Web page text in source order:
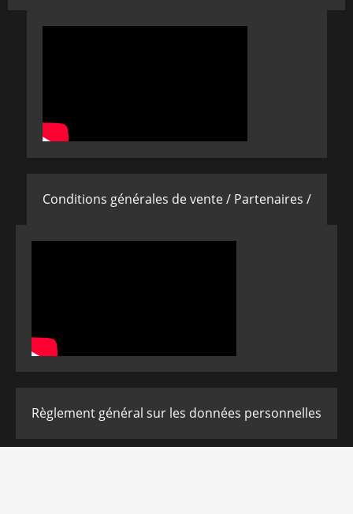
Conditions générales de vente / Partenaires /
Règlement général sur les données personnelles